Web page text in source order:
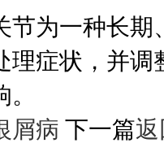
节为一种长
理症状，并
屑病 下一篇